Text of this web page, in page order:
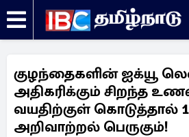
குழந்தைகளின் ஐக்யூ
அதிகரிக்கும் சிறந்த
வயதிற்குள் கொடுத்தால்
அறிவாற்றல் பெருகும்!